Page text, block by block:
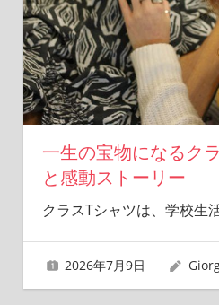
一生の宝物になるク
と感動ストーリー
クラスTシャツは、学校生
2026年7月9日